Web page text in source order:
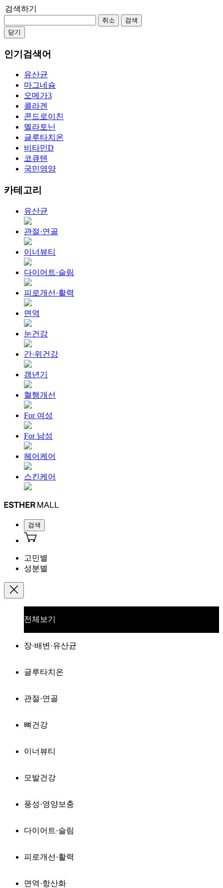
검색하기
취소
검색
닫기
인기검색어
유산균
마그네슘
오메가3
콜라겐
콘드로이친
멜라토닌
글루타치온
비타민D
코큐텐
국민영양
카테고리
유산균
관절·연골
이너뷰티
다이어트·슬림
피로개선·활력
면역
눈건강
간·위건강
갱년기
혈행개선
For 여성
For 남성
헤어케어
스킨케어
검색
고민별
성분별
전체보기
장·배변·유산균
글루타치온
관절·연골
뼈건강
이너뷰티
모발건강
풍성·영양보충
다이어트·슬림
피로개선·활력
면역·항산화